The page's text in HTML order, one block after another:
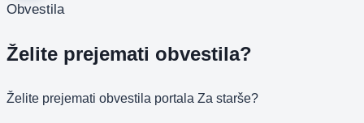
Obvestila
Želite prejemati obvestila?
Želite prejemati obvestila portala Za starše?